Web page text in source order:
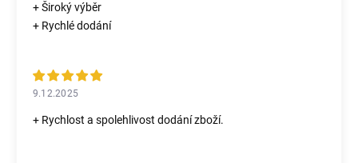
+ Široký výběr
+ Rychlé dodání
9.12.2025
+ Rychlost a spolehlivost dodání zboží.